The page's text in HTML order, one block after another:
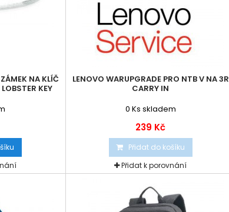
NA KLÍČ
KEY
LENOVO WARUPGRADE PRO NTB V NA 3R
CARRY IN
0 Ks skladem
239 Kč
Přidat do košíku
Přidat k porovnání